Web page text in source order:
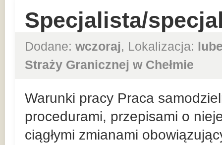
Specjalista/
Dodane: wczoraj, Lokalizacja:
Straży Granicznej w Chełmie
Warunki pracy Praca
procedurami, przepisami o
ciągłymi zmianami